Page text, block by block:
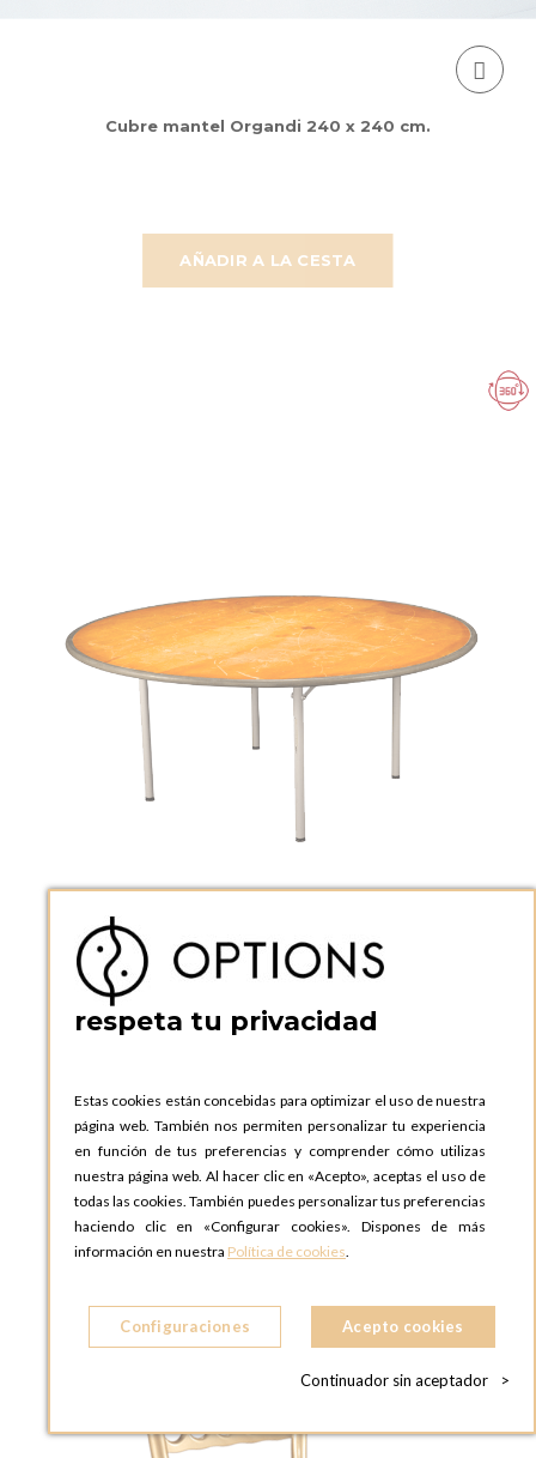
AÑADIR A LA CESTA
Cubre mantel Organdi 240 x 240 cm.
AÑADIR A LA CESTA
Mesa redonda Ø 170 cm. Alt 74 cm
respeta tu privacidad
Estas cookies están concebidas para optimizar el uso de nuestra
página web. También nos permiten personalizar tu experiencia
en función de tus preferencias y comprender cómo utilizas
nuestra página web. Al hacer clic en «Acepto», aceptas el uso de
todas las cookies. También puedes personalizar tus preferencias
haciendo clic en «Configurar cookies». Dispones de más
información en nuestra Política de cookies.
Configuraciones Acepto cookies
Continuador sin aceptador >